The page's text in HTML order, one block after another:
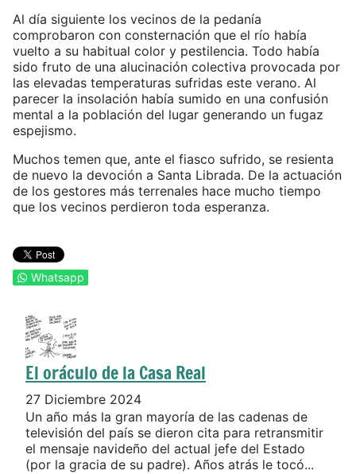
Al día siguiente los vecinos de la pedanía
comprobaron con consternación que el río había
vuelto a su habitual color y pestilencia. Todo había
sido fruto de una alucinación colectiva provocada por
las elevadas temperaturas sufridas este verano. Al
parecer la insolación había sumido en una confusión
mental a la población del lugar generando un fugaz
espejismo.
Muchos temen que, ante el fiasco sufrido, se resienta
de nuevo la devoción a Santa Librada. De la actuación
de los gestores más terrenales hace mucho tiempo
que los vecinos perdieron toda esperanza.
Whatsapp
El oráculo de la Casa Real
27 Diciembre 2024
Un año más la gran mayoría de las cadenas de
televisión del país se dieron cita para retransmitir
el mensaje navideño del actual jefe del Estado
(por la gracia de su padre). Años atrás le tocó...